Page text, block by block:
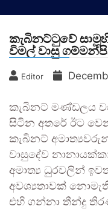
කැබිනට්ටුවේ
විමල් වාසු
Editor
කැබිනට් මණ්ඩලය
සිටින අතරේ ඊට
කැබිනට්
වාසුදේව
අමාත්‍ය ධුරවලින්
අවශ්‍යතාවක්
එහි ගන්නා තීන්දු